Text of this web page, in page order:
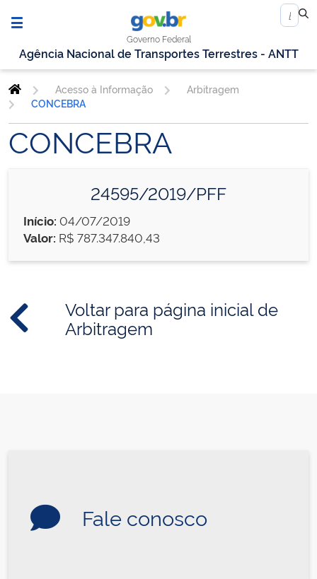
Governo Federal
Agência Nacional de Transportes Terrestres - ANTT
Acesso à Informação
Arbitragem
CONCEBRA
CONCEBRA
24595/2019/PFF
Início: 04/07/2019
Valor: R$ 787.347.840,43
Voltar para página inicial de
Arbitragem
Fale conosco